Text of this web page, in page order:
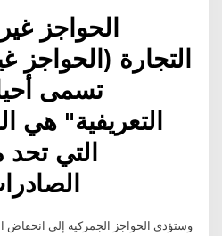
الحواجز
التجارة (الحواجز
تسمى
التعريفية" هي
التي تحد
وستؤدي الحواجز الجمركية إلى انخفاض